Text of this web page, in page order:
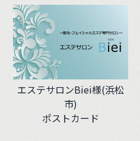
エステサロンBiei様(浜松
市)
ポストカード